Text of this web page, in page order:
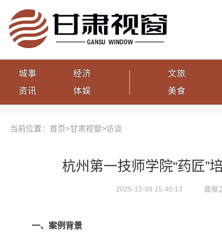
城事
资讯
经济
体娱
文旅
美食
当前位置：首页>甘肃视窗>访谈
杭州第一技师学院“药匠”
2025-12-09 15:40:13 晨报
一、案例背景